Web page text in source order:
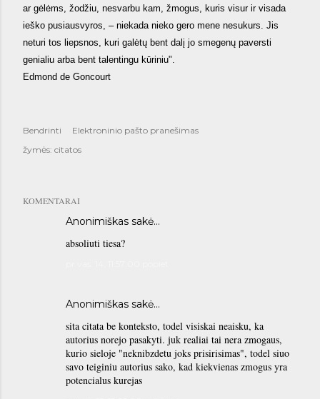
ar gėlėms, žodžiu, nesvarbu kam, žmogus, kuris visur ir visada
ieško pusiausvyros, – niekada nieko gero mene nesukurs. Jis
neturi tos liepsnos, kuri galėtų bent dalį jo smegenų paversti
genialiu arba bent talentingu kūriniu".
Edmond de Goncourt
Bendrinti
Elektroninio pašto pranešimas
žymės: citatos
KOMENTARAI
Anonimiškas sakė…
absoliuti tiesa?
Anonimiškas sakė…
sita citata be konteksto, todel visiskai neaisku, ka
autorius norejo pasakyti. juk realiai tai nera zmogaus,
kurio sieloje "neknibzdetu joks prisirisimas", todel siuo
savo teiginiu autorius sako, kad kiekvienas zmogus yra
potencialus kurejas